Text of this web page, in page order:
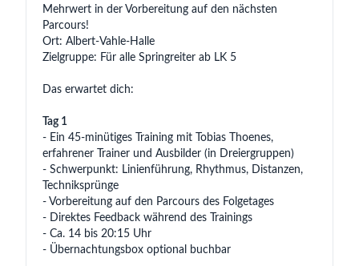
Mehrwert in der Vorbereitung auf den nächsten
Parcours!
Ort: Albert-Vahle-Halle
Zielgruppe: Für alle Springreiter ab LK 5
Das erwartet dich:
Tag 1
- Ein 45-minütiges Training mit Tobias Thoenes,
erfahrener Trainer und Ausbilder (in Dreiergruppen)
- Schwerpunkt: Linienführung, Rhythmus, Distanzen,
Techniksprünge
- Vorbereitung auf den Parcours des Folgetages
- Direktes Feedback während des Trainings
- Ca. 14 bis 20:15 Uhr
- Übernachtungsbox optional buchbar